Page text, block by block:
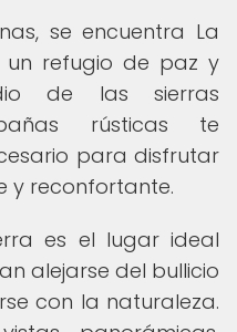
se encuentra La
un refugio de paz y
de las sierras
rústicas te
para disfrutar
y reconfortante.
es el lugar ideal
alejarse del bullicio
con la naturaleza.